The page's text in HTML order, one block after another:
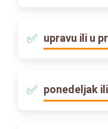
upravu ili u
ponedeljak